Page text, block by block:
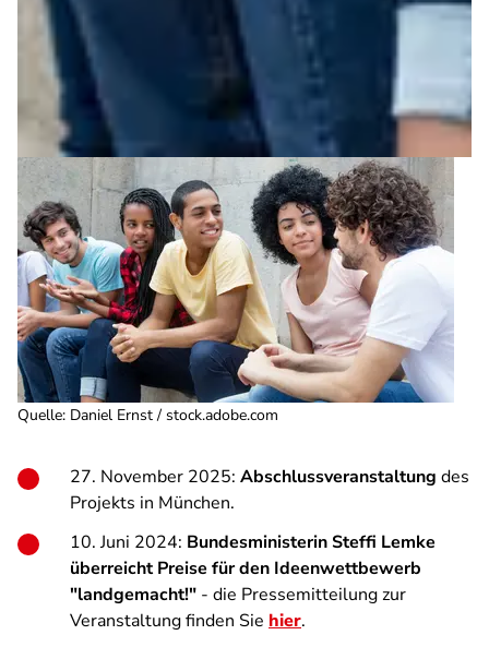
Quelle: Daniel Ernst / stock.adobe.com
27. November 2025: Abschlussveranstaltung des
Projekts in München.
10. Juni 2024: Bundesministerin Steffi Lemke
überreicht Preise für den Ideenwettbewerb
"landgemacht!" - die Pressemitteilung zur
Veranstaltung finden Sie hier.